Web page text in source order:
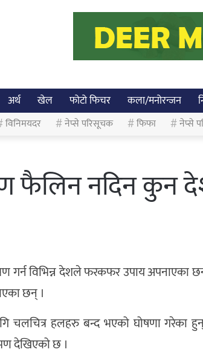
अर्थ खेल फोटो फिचर कला/मनोरन्जन
विनिमयदर नेप्से परिसूचक फिफा नेप्से
फैलिन नदिन कुन
गर्न विभिन्न देशले फरकफर उपाय अपनाएका
छन् ।
चलचित्र हलहरु बन्द भएको घोषणा गरेका
देखिएको छ ।